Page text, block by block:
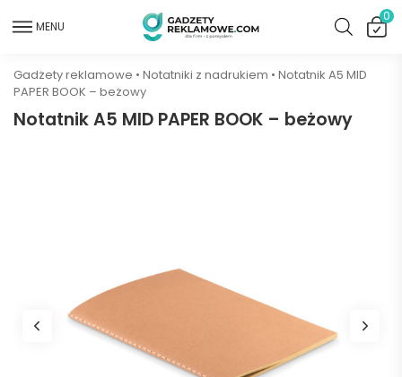
MENU
0
Gadżety reklamowe • Notatniki z nadrukiem • Notatnik A5 MID
PAPER BOOK – beżowy
Notatnik A5 MID PAPER BOOK – beżowy